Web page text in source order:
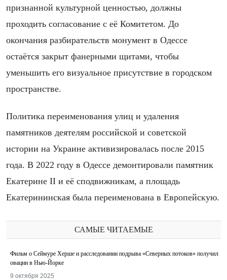
признанной культурной ценностью, должны
проходить согласование с её Комитетом. До
окончания разбирательств монумент в Одессе
остаётся закрыт фанерными щитами, чтобы
уменьшить его визуальное присутствие в городском
пространстве.
Политика переименования улиц и удаления
памятников деятелям российской и советской
истории на Украине активизировалась после 2015
года. В 2022 году в Одессе демонтировали памятник
Екатерине II и её сподвижникам, а площадь
Екатерининская была переименована в Европейскую.
САМЫЕ ЧИТАЕМЫЕ
Фильм о Сеймуре Херше и расследовании подрыва «Северных потоков» получил
овации в Нью-Йорке
9 октября 2025